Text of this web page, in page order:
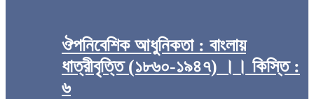
ঔপনিবেশিক আধুনিকতা : বাংলায়
ধাত্রীবৃত্তি (১৮৬০-১৯৪৭) ।। কিস্তি :
৬